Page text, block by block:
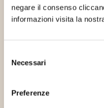
negare il consenso
informazioni visita la
delNecessari
Preferenze
Altri articoli